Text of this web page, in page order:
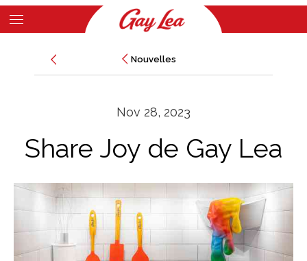
Skip
to
Nouvelles
Nouvelles
Nov 28, 2023
Share Joy de Gay Lea